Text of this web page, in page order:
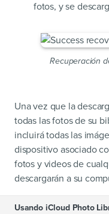
fotos, y se
Recuperación
Una vez que la
todas las fotos de su
incluirá todas las
dispositivo asociado
fotos y videos de
descargarán a su
Usando iCloud Photo